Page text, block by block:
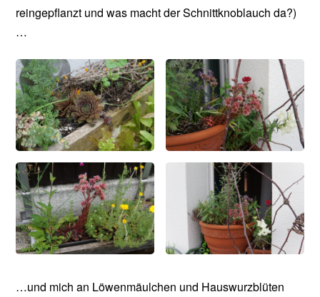
reingepflanzt und was macht der Schnittknoblauch da?)
…
…und mich an Löwenmäulchen und Hauswurzblüten